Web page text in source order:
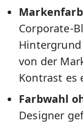
Corporate-
von der
Kontrast es
Farbwahl
Designer